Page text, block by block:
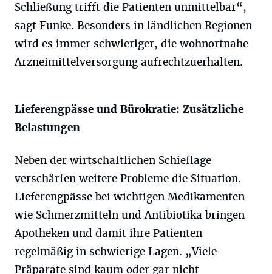
Schließung trifft die Patienten unmittelbar“,
sagt Funke. Besonders in ländlichen Regionen
wird es immer schwieriger, die wohnortnahe
Arzneimittelversorgung aufrechtzuerhalten.
Lieferengpässe und Bürokratie: Zusätzliche
Belastungen
Neben der wirtschaftlichen Schieflage
verschärfen weitere Probleme die Situation.
Lieferengpässe bei wichtigen Medikamenten
wie Schmerzmitteln und Antibiotika bringen
Apotheken und damit ihre Patienten
regelmäßig in schwierige Lagen. „Viele
Präparate sind kaum oder gar nicht